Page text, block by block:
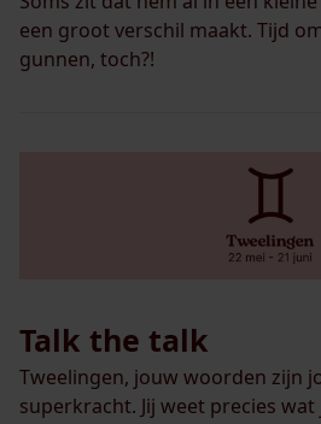
een groot verschil maakt. Tijd
gunnen, toch?!
Talk the talk
Tweelingen, jouw woorden zijn
superkracht. Jij weet precies